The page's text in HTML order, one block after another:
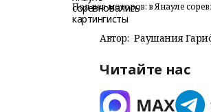
Под рев моторов: в Янауле
Автор: Раушания
Читайте нас